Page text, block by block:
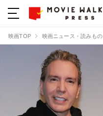
映画TOP 映画ニュース・読みもの